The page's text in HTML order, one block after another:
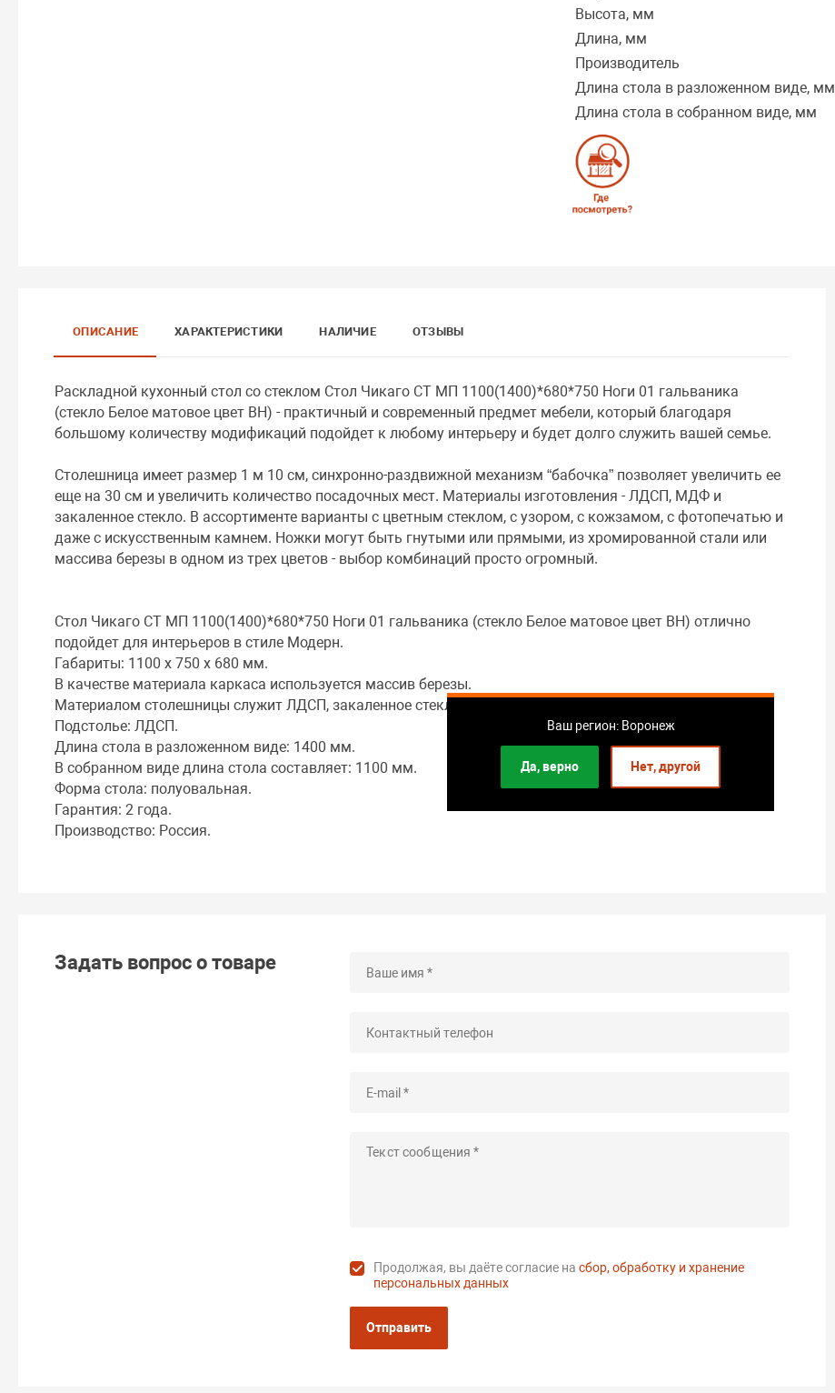
Ваш регион: Воронеж
Да, верно Нет, другой
Высота, мм
Длина, мм
Производитель
Длина стола в разложенном виде, мм
Длина стола в собранном виде, мм
ОПИСАНИЕ ХАРАКТЕРИСТИКИ НАЛИЧИЕ ОТЗЫВЫ
Раскладной кухонный стол со стеклом Стол Чикаго СТ МП 1100(1400)*680*750 Ноги 01 гальваника
(стекло Белое матовое цвет ВН) - практичный и современный предмет мебели, который благодаря
большому количеству модификаций подойдет к любому интерьеру и будет долго служить вашей семье.
Столешница имеет размер 1 м 10 см, синхронно-раздвижной механизм “бабочка” позволяет увеличить ее
еще на 30 см и увеличить количество посадочных мест. Материалы изготовления - ЛДСП, МДФ и
закаленное стекло. В ассортименте варианты с цветным стеклом, с узором, с кожзамом, с фотопечатью и
даже с искусственным камнем. Ножки могут быть гнутыми или прямыми, из хромированной стали или
массива березы в одном из трех цветов - выбор комбинаций просто огромный.
Стол Чикаго СТ МП 1100(1400)*680*750 Ноги 01 гальваника (стекло Белое матовое цвет ВН) отлично
подойдет для интерьеров в стиле Модерн.
Габариты: 1100 x 750 x 680 мм.
В качестве материала каркаса используется массив березы.
Материалом столешницы служит ЛДСП, закаленное стекло.
Подстолье: ЛДСП.
Длина стола в разложенном виде: 1400 мм.
В собранном виде длина стола составляет: 1100 мм.
Форма стола: полуовальная.
Гарантия: 2 года.
Производство: Россия.
Задать вопрос о товаре
Продолжая, вы даёте согласие насбор, обработку и хранение
персональных данных
Отправить